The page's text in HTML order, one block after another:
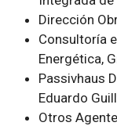
Dirección
Consultoría
Energética,
Passivhaus
Eduardo
Otros